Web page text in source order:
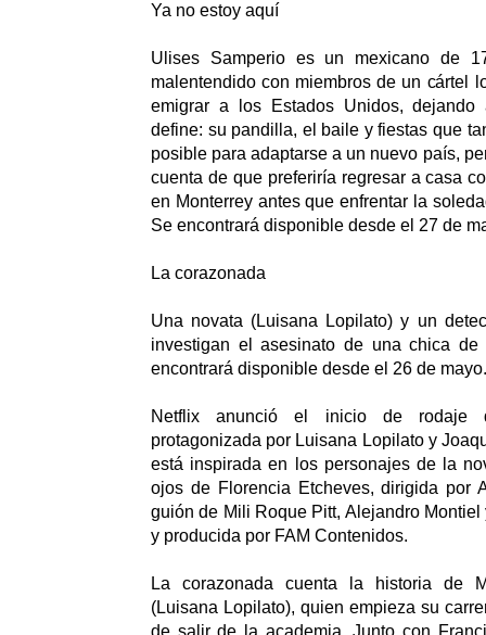
Ya no estoy aquí
Ulises Samperio es un mexicano de
malentendido con miembros de un cártel
emigrar a los Estados Unidos,
define: su pandilla, el baile y fiestas que
posible para adaptarse a un nuevo país,
cuenta de que preferiría regresar a casa
en Monterrey antes que enfrentar la
Se encontrará disponible desde el 27 de
La corazonada
Una novata (Luisana Lopilato) y un
investigan el asesinato de una chica de
encontrará disponible desde el 26 de mayo.
Netflix anunció el inicio de rodaje
protagonizada por Luisana Lopilato y
está inspirada en los personajes de la
ojos de Florencia Etcheves, dirigida por
guión de Mili Roque Pitt, Alejandro
y producida por FAM Contenidos.
La corazonada cuenta la historia de
(Luisana Lopilato), quien empieza su